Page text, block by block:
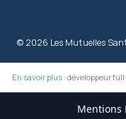
© 2026 Les Mutuelles
En savoir plus : développeur
Mentions